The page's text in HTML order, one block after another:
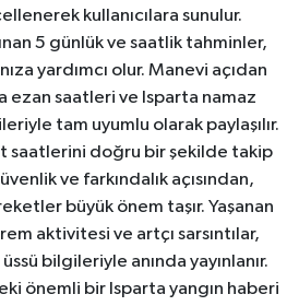
kullanıcılara sunulur.
5 günlük ve saatlik tahminler,
yardımcı olur. Manevi açıdan
ezan saatleri ve Isparta namaz
tam uyumlu olarak paylaşılır.
saatlerini doğru bir şekilde takip
ve farkındalık açısından,
büyük önem taşır. Yaşanan
aktivitesi ve artçı sarsıntılar,
bilgileriyle anında yayınlanır.
önemli bir Isparta yangın haberi